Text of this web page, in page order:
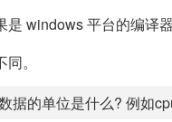
windows 平台的编译
。
据的单位是什么? 例如